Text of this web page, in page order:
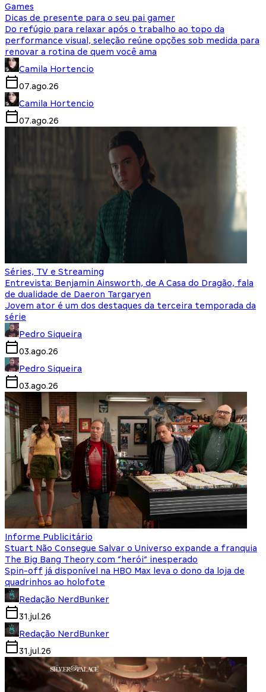
Games
Dicas de presente para o seu pai gamer
Do refúgio para relaxar após o trabalho ao topo da
performance visual, seleção reúne opções sob medida para
renovar a rotina de quem você ama
Camila Hortencio
07.ago.26
Camila Hortencio
07.ago.26
Séries, TV e Streaming
Entrevista: Benjamin Ainsworth, de A Casa do Dragão, fala
de dualidade de Daeron Targaryen
Jovem ator é um dos destaques da terceira temporada da
série
Pedro Siqueira
03.ago.26
Pedro Siqueira
03.ago.26
Informe Publicitário
Stuart Não Consegue Salvar o Universo expande a franquia
The Big Bang Theory com “herói” inesperado
Spin-off já disponível na HBO Max leva o dono da loja de
quadrinhos ao holofote
Redação NerdBunker
31.jul.26
Redação NerdBunker
31.jul.26